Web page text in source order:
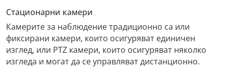
Стационарни камери
Камерите за наблюдение традиционно са или
фиксирани камери, които осигуряват единичен
изглед, или PTZ камери, които осигуряват няколко
изгледа и могат да се управляват дистанционно.